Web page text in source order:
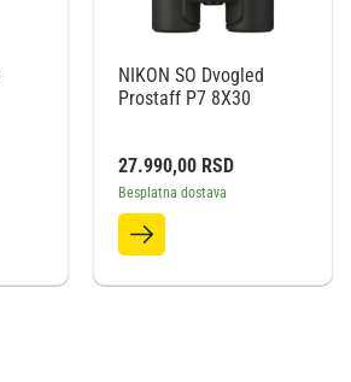
NIKON SO Dvogled
Prostaff P7 8X30
27.990,00 RSD
Besplatna dostava